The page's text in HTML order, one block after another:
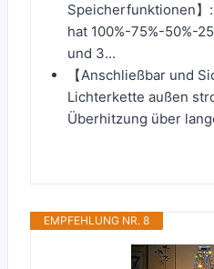
Speicherfunktionen
hat 100%-75%-50%-
und 3...
【Anschließbar und
Lichterkette außen
Überhitzung über
EMPFEHLUNG NR. 8